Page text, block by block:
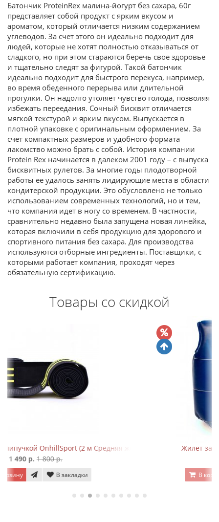
Батончик ProteinRex малина-йогурт без сахара, 60г
представляет собой продукт с ярким вкусом и
ароматом, который отличается низким содержанием
углеводов. За счет этого он идеально подходит для
людей, которые не хотят полностью отказываться от
сладкого, но при этом стараются беречь свое здоровье
и тщательно следят за фигурой. Такой батончик
идеально подходит для быстрого перекуса, например,
во время обеденного перерыва или длительной
прогулки. Он надолго утоляет чувство голода, позволяя
избежать переедания. Сочный бисквит отличается
мягкой текстурой и ярким вкусом. Выпускается в
плотной упаковке с оригинальным оформлением. За
счет компактных размеров и удобного формата
лакомство можно брать с собой. История компании
Protein Rex начинается в далеком 2001 году – с выпуска
бисквитных рулетов. За многие годы плодотворной
работы ее удалось занять лидирующие места в области
кондитерской продукции. Это обусловлено не только
использованием современных технологий, но и тем,
что компания идет в ногу со временем. В частности,
сравнительно недавно была запущена новая линейка,
которая включили в себя продукцию для здорового и
спортивного питания без сахара. Для производства
используются отборные ингредиенты. Поставщики, с
которыми работает компания, проходят через
обязательную сертификацию.
Товары со скидкой
жесткость)
Жилет защитный Fairtex PV1 - Blue
В закладки